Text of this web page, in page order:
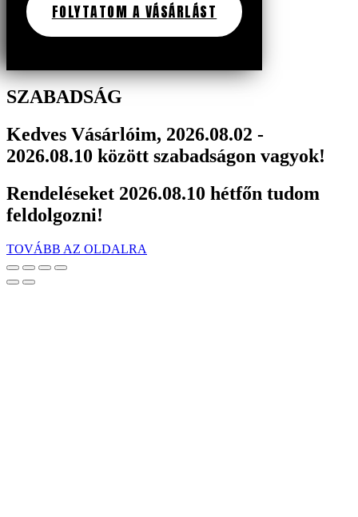
FOLYTATOM A VÁSÁRLÁST
SZABADSÁG
Kedves Vásárlóim, 2026.08.02 -
2026.08.10 között szabadságon vagyok!
Rendeléseket 2026.08.10 hétfőn tudom
feldolgozni!
TOVÁBB AZ OLDALRA